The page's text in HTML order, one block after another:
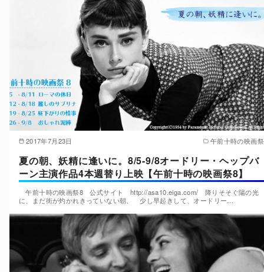
2017年7月23日 午前十時の映画祭
夏の朝、妖精に逢いに。8/5-9/8オードリー・ヘップバ
ーン主演作品4本週替り上映【午前十時の映画祭8】
午前十時の映画祭8 公式サイト http://asa10.eiga.com/ 降りそそぐ陽の光
に、まだ街が灼かれきっていない朝、 少し早起きして、オードリー…